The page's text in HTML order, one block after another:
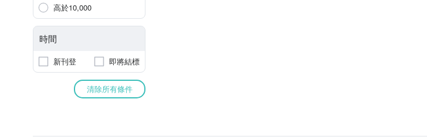
高於10,000
時間
新刊登 即將結標
清除所有條件